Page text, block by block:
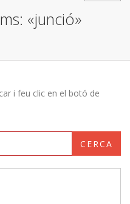
«junció»
i feu clic en el botó de
CERCA